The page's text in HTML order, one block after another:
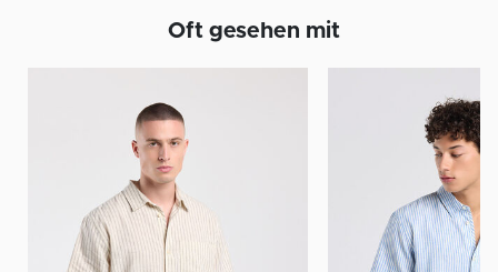
Oft gesehen mit